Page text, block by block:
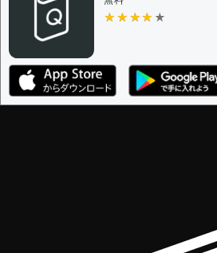
★★★★★
★★★★★